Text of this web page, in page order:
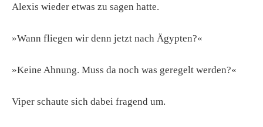
Alexis wieder etwas zu sagen hatte.
»Wann fliegen wir denn jetzt nach Ägypten?«
»Keine Ahnung. Muss da noch was geregelt werden?«
Viper schaute sich dabei fragend um.